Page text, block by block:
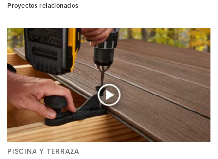
Proyectos relacionados
PISCINA Y TERRAZA